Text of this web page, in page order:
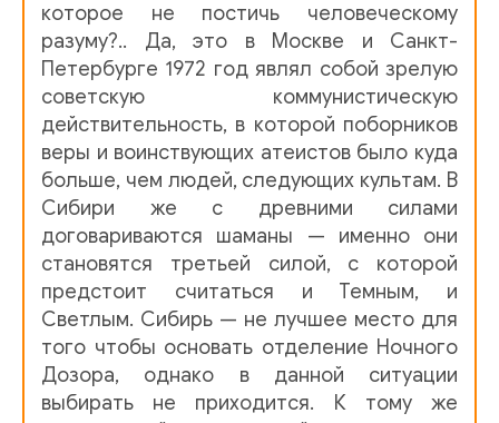
03_02
03_04
которое не постичь человеческому
разуму?.. Да, это в Москве и Санкт-
Петербурге 1972 год являл собой зрелую
советскую коммунистическую
действительность, в которой поборников
веры и воинствующих атеистов было куда
больше, чем людей, следующих культам. В
Сибири же с древними силами
договариваются шаманы — именно они
становятся третьей силой, с которой
предстоит считаться и Темным, и
Светлым. Сибирь — не лучшее место для
того чтобы основать отделение Ночного
Дозора, однако в данной ситуации
выбирать не приходится. К тому же